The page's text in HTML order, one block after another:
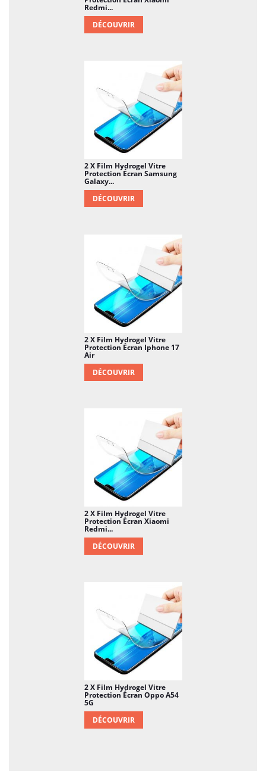
Redmi...
DÉCOUVRIR
2 X Film Hydrogel Vitre
Protection Écran Samsung
Galaxy...
DÉCOUVRIR
2 X Film Hydrogel Vitre
Protection Écran Iphone 17
Air
DÉCOUVRIR
2 X Film Hydrogel Vitre
Protection Écran Xiaomi
Redmi...
DÉCOUVRIR
2 X Film Hydrogel Vitre
Protection Écran Oppo A54
5G
DÉCOUVRIR